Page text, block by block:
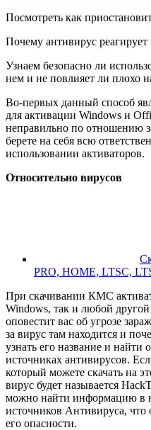
Посмотреть как
Почему антивирус реагирует
Узнаем безопасно ли
нем и не повлияет ли плохо
Во-первых данный способ
для активации Windows и
неправильно по отношению
берете на себя всю
использовании активаторов.
Относительно вирусов
PRO, HOME, LTSC,
При скачивании КМС
Windows, так и любой другой
оповестит вас об угрозе
за вирус там находится и
узнать его название и
источниках антивирусов.
который можете скачать на
вирус будет называется
можно найти информацию в
источников Антивируса,
его опасности.